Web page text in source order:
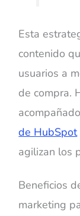
Esta
contenido
usuarios a
de compra.
de HubSpot
agilizan los
Beneficios
marketing